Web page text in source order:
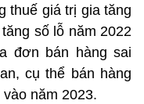
thuế giá trị gia tăng
tăng số lỗ năm 2022
đơn bán hàng sai
cụ thể bán hàng
năm 2023.